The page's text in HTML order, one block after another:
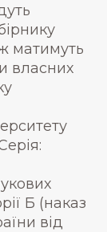
матимуть
власних
Б (наказ
від